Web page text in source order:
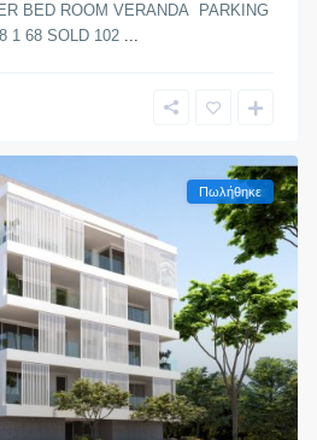
BED ROOM VERANDA PARKING
1 68 SOLD 102 ...
Πωλήθηκε